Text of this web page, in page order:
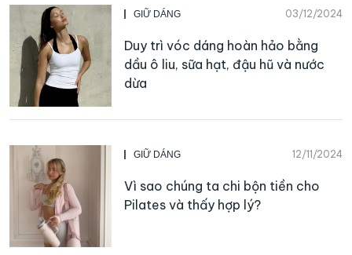
GIỮ DÁNG 03/12/2024
Duy trì vóc dáng hoàn hảo bằng
dầu ô liu, sữa hạt, đậu hũ và nước
dừa
GIỮ DÁNG 12/11/2024
Vì sao chúng ta chi bộn tiền cho
Pilates và thấy hợp lý?